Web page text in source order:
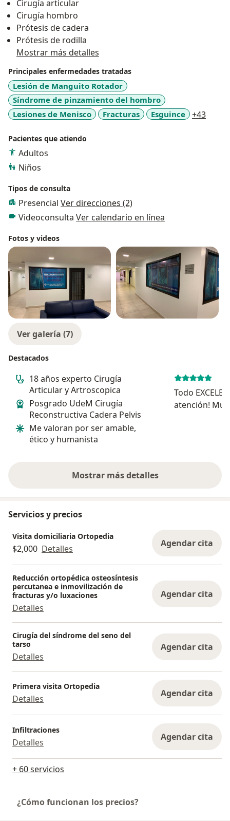
San Vicente, San Jorge y Hospital Nogalar.
Jefe de Traumatología de la Clínica Hospital
Sección 50 SNTE y Coordinador Médico en la
Unidad Médica de Alta Especialidad de
Traumatología y Ortopedia No. 21 IMSS.
En Convenio con Seguros de Gastos Médicos:
GNP, AXA, AXA ASISTANCE, ASISMED SANTANDER,
SURA, BBVA, MET-LIFE, INBURSA, GENERAL DE
BANRURAL, BUPA, ZURICH, SOFÍA SEGUROS,
MEDIACCESS, PREVEM, BBVA, BANORTE, y ATLAS.
En otros seguros me ajusto a tabulador
Cirugía articular
Cirugía hombro
Prótesis de cadera
Prótesis de rodilla
Mostrar más detalles
Principales enfermedades tratadas
Lesión de Manguito Rotador
Síndrome de pinzamiento del hombro
Lesiones de Menisco
Fracturas Esguince +43
Pacientes que atiendo
Adultos
Niños
Tipos de consulta
Presencial Ver direcciones (2)
Videoconsulta Ver calendario en línea
Fotos y videos
Ver galería (7)
Destacados
18 años experto Cirugía
Articular y Artroscopica
Posgrado UdeM Cirugía
Reconstructiva Cadera Pelvis
Me valoran por ser amable,
ético y humanista
Todo
atención!
Mostrar más detalles
sobre la experiencia
Servicios y precios
Visita domiciliaria Ortopedia
$2,000 Detalles Agendar cita
Reducción ortopédica osteosíntesis
percutanea e inmovilización de
fracturas y/o luxaciones
Detalles
Agendar cita
Cirugía del síndrome del seno del
tarso
Detalles
Agendar cita
Primera visita Ortopedia
Detalles Agendar cita
Infiltraciones
Detalles Agendar cita
+ 60 servicios
¿Cómo funcionan los precios?